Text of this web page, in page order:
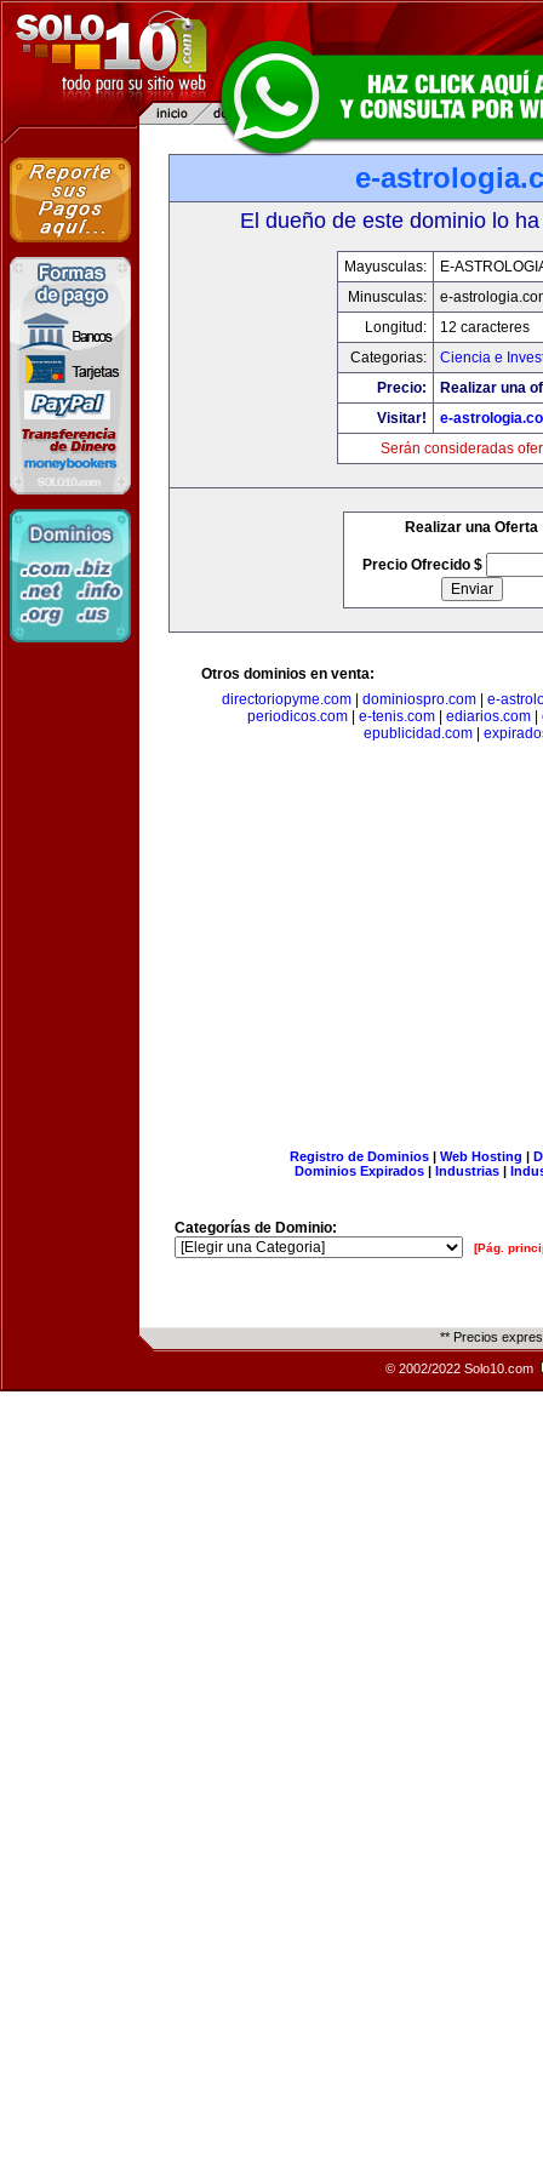
e-
El dueño de este dominio lo
Mayusculas:
E-
Minusculas:
e-
Longitud:
12 caracteres
Categorias:
Ciencia e
Precio:
Realizar una
Visitar!
e-
Serán consideradas
Realizar una Oferta
Precio Ofrecido $
Otros dominios en venta:
directoriopyme.com| dominiospro.com| e-
periodicos.com| e-tenis.com| ediarios.com|
epublicidad.com|
Registro de Dominios| Web Hosting |
Dominios Expirados | Industrias |
Categorías de Dominio:
[Pág.
** Precios
© 2002/2022 Solo10.com